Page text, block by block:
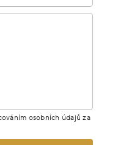
osobních údajů za